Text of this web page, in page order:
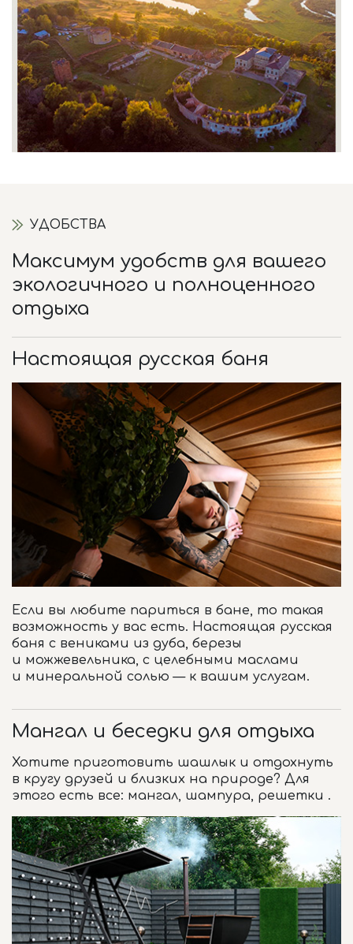
УДОБСТВА
Максимум удобств для вашего
экологичного и полноценного
отдыха
Настоящая русская баня
Если вы любите париться в бане, то такая
возможность у вас есть. Настоящая русская
баня с вениками из дуба, березы
и можжевельника, с целебными маслами
и минеральной солью — к вашим услугам.
Мангал и беседки для отдыха
Хотите приготовить шашлык и отдохнуть
в кругу друзей и близких на природе? Для
этого есть все: мангал, шампура, решетки .